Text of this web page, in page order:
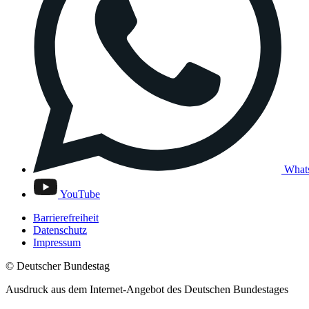
YouTube
Barrierefreiheit
Datenschutz
Impressum
© Deutscher Bundestag
Ausdruck aus dem Internet-Angebot des Deutschen Bundestages